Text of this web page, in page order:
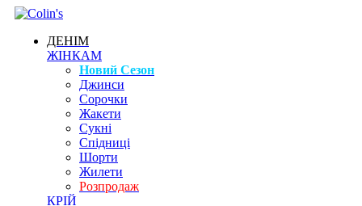
ДЕНІМ
ЖІНКАМ
Новий Сезон
Джинси
Сорочки
Жакети
Сукні
Спідниці
Шорти
Жилети
Розпродаж
КРІЙ